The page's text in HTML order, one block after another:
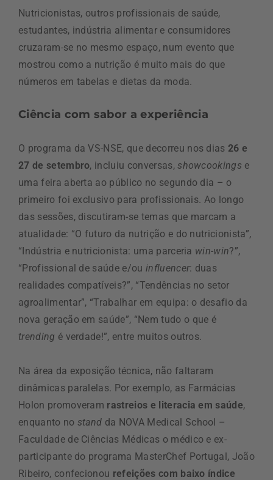
Nutricionistas, outros profissionais de saúde,
estudantes, indústria alimentar e consumidores
cruzaram-se no mesmo espaço, num evento que
mostrou como a nutrição é muito mais do que
números em tabelas e dietas da moda.
Ciência com sabor a experiência
O programa da VS-NSE, que decorreu nos dias26 e
27 de setembro, incluiu conversas,showcookings e
uma feira aberta ao público no segundo dia – o
primeiro foi exclusivo para profissionais. Ao longo
das sessões, discutiram-se temas que marcam a
atualidade: “O futuro da nutrição e do nutricionista”,
“Indústria e nutricionista: uma parceria win-win?”,
“Profissional de saúde e/ou influencer: duas
realidades compatíveis?”, “Tendências no setor
agroalimentar”, “Trabalhar em equipa: o desafio da
nova geração em saúde”, “Nem tudo o que é
trending é verdade!”, entre muitos outros.
Na área da exposição técnica, não faltaram
dinâmicas paralelas. Por exemplo, as Farmácias
Holon promoveram rastreios e literacia em saúde,
enquanto no stand da NOVA Medical School –
Faculdade de Ciências Médicas o médico e ex-
participante do programa MasterChef Portugal, João
Ribeiro, confecionou refeições com baixo índice